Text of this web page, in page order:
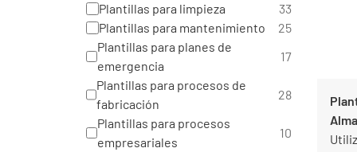
Plantillas para limpieza
33
Plantillas para mantenimiento
25
Plantillas para planes de
emergencia
17
Plantillas para procesos de
fabricación
28
Plantillas para procesos
empresariales
10